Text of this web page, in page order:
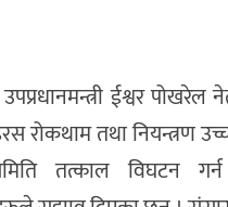
ईश्वर पोखरेल
रोकथाम तथा नियन्त्रण
तत्काल विघटन गर्न